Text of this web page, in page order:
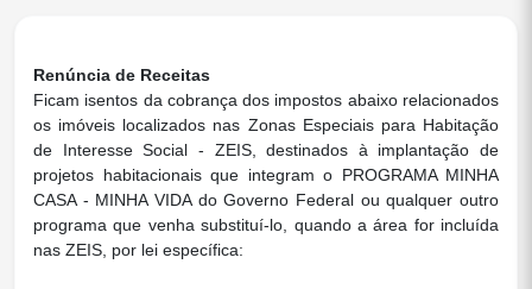
Renúncia de Receitas
Ficam isentos da cobrança dos impostos abaixo relacionados
os imóveis localizados nas Zonas Especiais para Habitação
de Interesse Social - ZEIS, destinados à implantação de
projetos habitacionais que integram o PROGRAMA MINHA
CASA - MINHA VIDA do Governo Federal ou qualquer outro
programa que venha substituí-lo, quando a área for incluída
nas ZEIS, por lei específica: